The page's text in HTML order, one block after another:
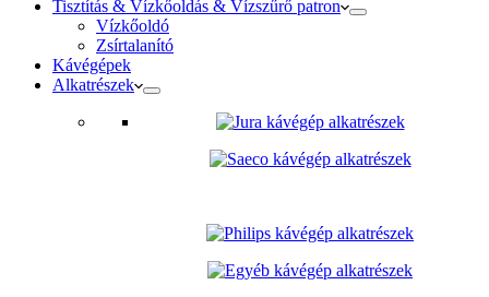
Tisztítás & Vízkőoldás & Vízszűrő patron
Vízkőoldó
Zsírtalanító
Kávégépek
Alkatrészek